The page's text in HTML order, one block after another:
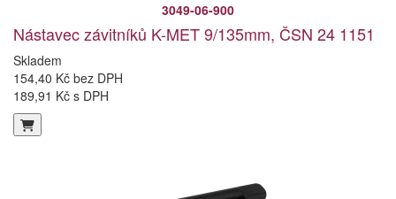
3049-06-900
Nástavec závitníků K-MET 9/135mm, ČSN 24 1151
Skladem
154,40 Kč bez DPH
189,91 Kč s DPH